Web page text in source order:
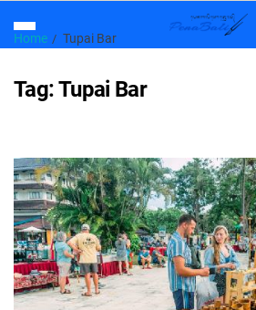
Home Tupai Bar
Tag:Tupai Bar